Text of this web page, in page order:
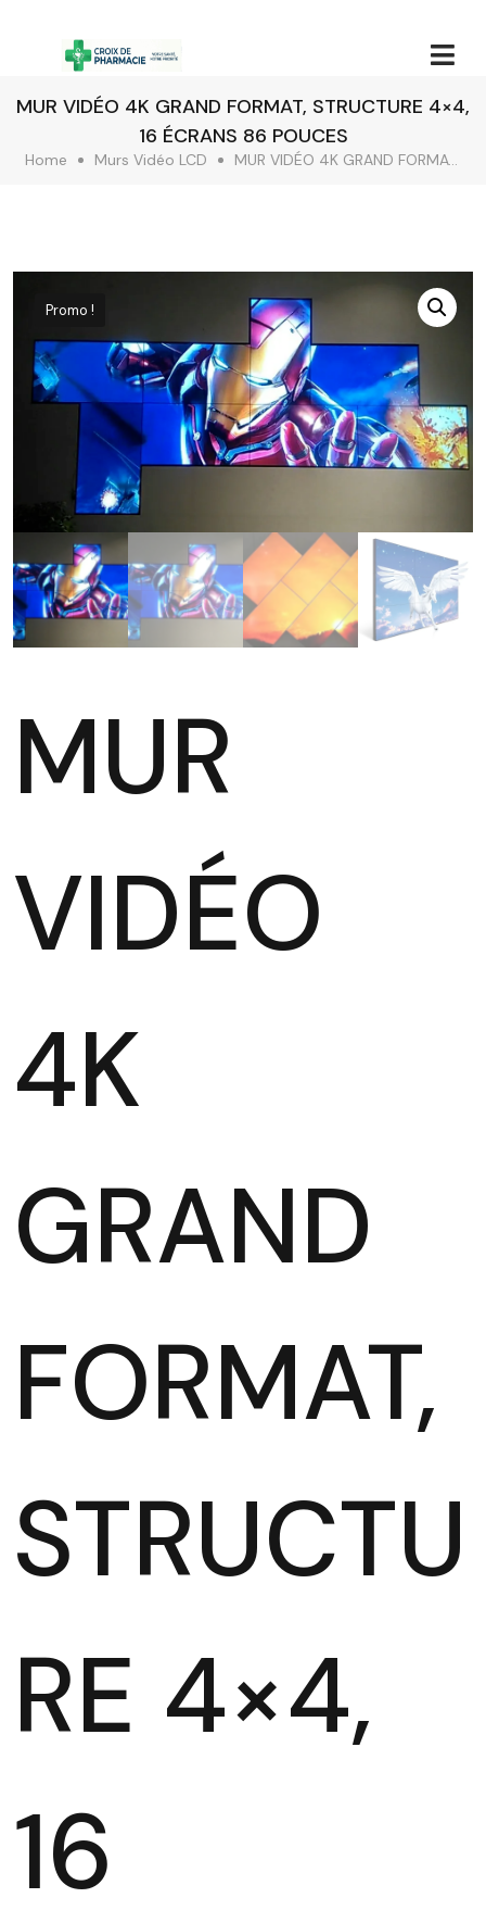
MUR VIDÉO 4K GRAND FORMAT, STRUCTURE 4×4,
16 ÉCRANS 86 POUCES
Home Murs Vidéo LCD MUR VIDÉO 4K GRAND FORMAT, STRUCTURE 4×4, 16 ÉCRANS 86 POUCES
Promo !
MUR
VIDÉO
4K
GRAND
FORMAT,
STRUCTU
RE 4×4,
16